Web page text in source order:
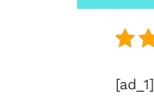
[ad_1]